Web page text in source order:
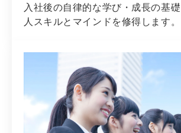
入社後の自律的な学び・成長の基
人スキルとマインドを修得します。